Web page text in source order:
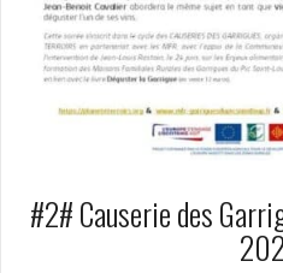
#2# Causerie des